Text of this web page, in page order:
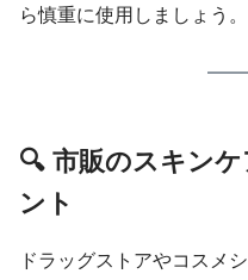
ら慎重に使用しましょう。
🔍 市販のスキン
ント
ドラッグストアやコスメ